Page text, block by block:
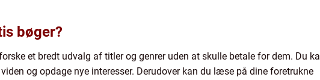
bøger?
et bredt udvalg af titler og genrer uden at skulle betale for dem. Du
og opdage nye interesser. Derudover kan du læse på dine foretrukne